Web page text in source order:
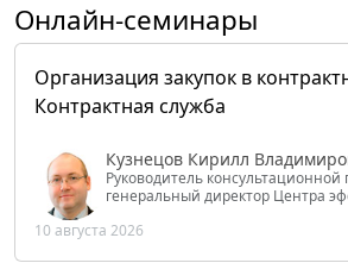
Онлайн-семинары
Организация закупок в
Контрактная служба
Кузнецов Кирилл
Руководитель консультационной
генеральный директор Центра
РФ
10 августа 2026